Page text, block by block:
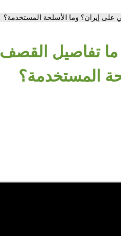
على إيران؟ وما الأسلحة المستخدمة؟
ما تفاصيل القصف
المستخدمة؟